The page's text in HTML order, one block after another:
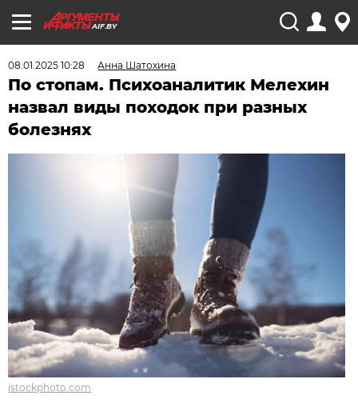
AIF.BY
08.01.2025 10:28 Анна Шатохина
По стопам. Психоаналитик Мелехин
назвал виды походок при разных
болезнях
istockphoto.com